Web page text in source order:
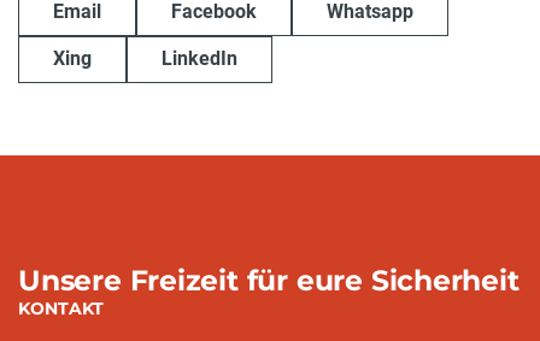
Email Facebook Whatsapp
Xing LinkedIn
Unsere Freizeit für eure Sicherheit
KONTAKT